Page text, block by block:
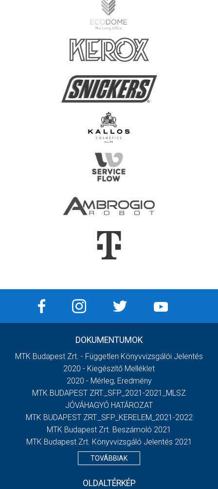
DOKUMENTUMOK
MTK Budapest Zrt. - Független Könyvvizsgálói Jelentés
2020 - Kiegészítő Melléklet
2020 - Mérleg, Eredmény
MTK BUDAPEST ZRT._SFP_2021-2021_MLSZ
JÓVÁHAGYÓ HATÁROZAT
MTK BUDAPEST ZRT._SFP_KERELEM_2021-2022
MTK Budapest Zrt. Beszámoló 2021
MTK Budapest Zrt. Könyvvizsgáló Jelentés 2021
TOVÁBBIAK
OLDALTÉRKÉP